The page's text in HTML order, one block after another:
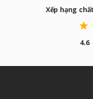
Xếp hạng
4.6